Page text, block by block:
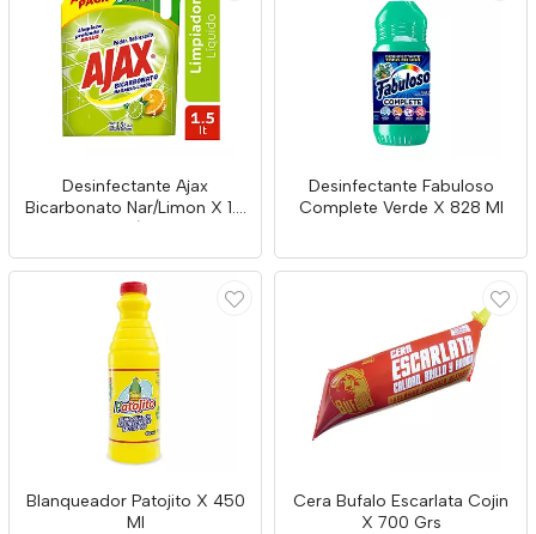
Desinfectante Ajax
Bicarbonato Nar/Limon X 1.5
Desinfectante Fabuloso
Complete Verde X 828 Ml
Blanqueador Patojito X 450
Ml
Cera Bufalo Escarlata Cojin
X 700 Grs